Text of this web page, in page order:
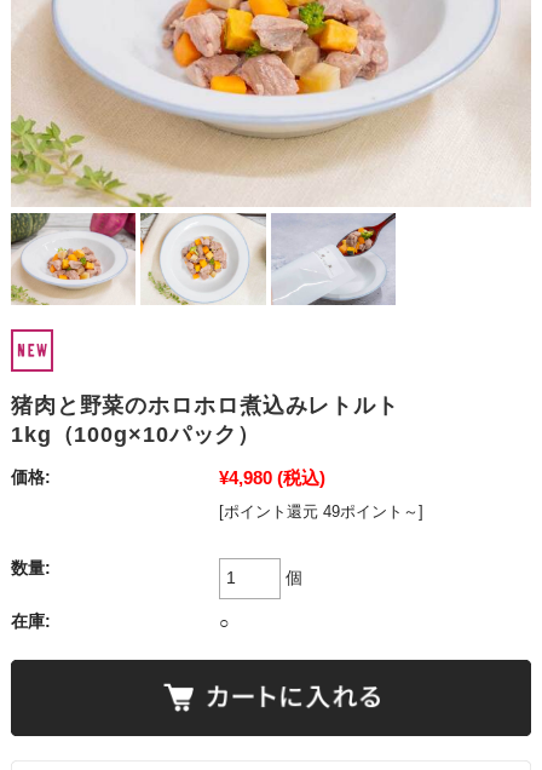
猪肉と野菜のホロホロ煮込みレトルト
1kg（100g×10パック）
価格: ¥4,980 (税込)
[ポイント還元 49ポイント～]
数量:
個
在庫: ○